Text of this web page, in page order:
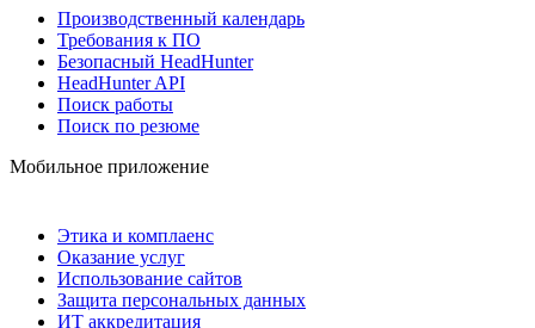
Производственный календарь
Требования к ПО
Безопасный HeadHunter
HeadHunter API
Поиск работы
Поиск по резюме
Мобильное приложение
Этика и комплаенс
Оказание услуг
Использование сайтов
Защита персональных данных
ИТ аккредитация